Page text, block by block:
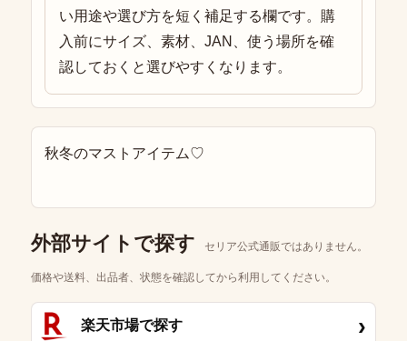
い用途や選び方を短く補足する欄です。購
入前にサイズ、素材、JAN、使う場所を確
認しておくと選びやすくなります。
秋冬のマストアイテム♡
外部サイトで探す セリア公式通販ではありません。
価格や送料、出品者、状態を確認してから利用してください。
楽天市場で探す ›